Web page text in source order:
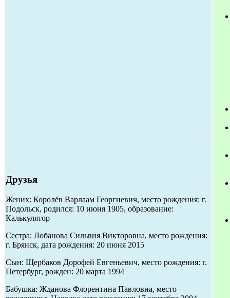
Друзья
Жених: Королёв Варлаам Георгиевич, место рождения: г.
Подольск, родился: 10 июня 1905, образование:
Калькулятор
Сестра: Лобанова Сильвия Викторовна, место рождения:
г. Брянск, дата рождения: 20 июня 2015
Сын: Щербаков Дорофей Евгеньевич, место рождения: г.
Петербург, рожден: 20 марта 1994
Бабушка: Жданова Флорентина Павловна, место